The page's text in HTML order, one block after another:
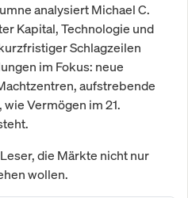
analysiert Michael C.
Kapital, Technologie und
Schlagzeilen
im Fokus: neue
aufstrebende
Vermögen im 21.
die Märkte nicht nur
wollen.